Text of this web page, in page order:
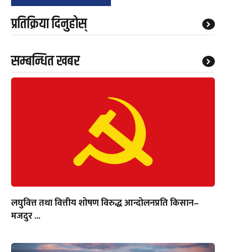
प्रतिक्रिया दिनुहोस्
सम्बन्धित खबर
लघुवित्त तथा वित्तीय शोषण विरुद्ध आन्दोलनप्रति किसान–
मजदुर ...